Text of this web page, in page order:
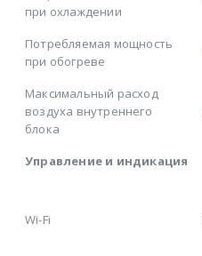
при охлаждении
Потребляемая мощность
при обогреве
Максимальный расход
воздуха внутреннего
блока
Управление и индикация
Wi-Fi